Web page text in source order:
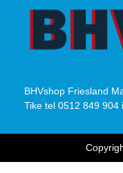
BHVshop Friesland
Tike tel 0512 849 904